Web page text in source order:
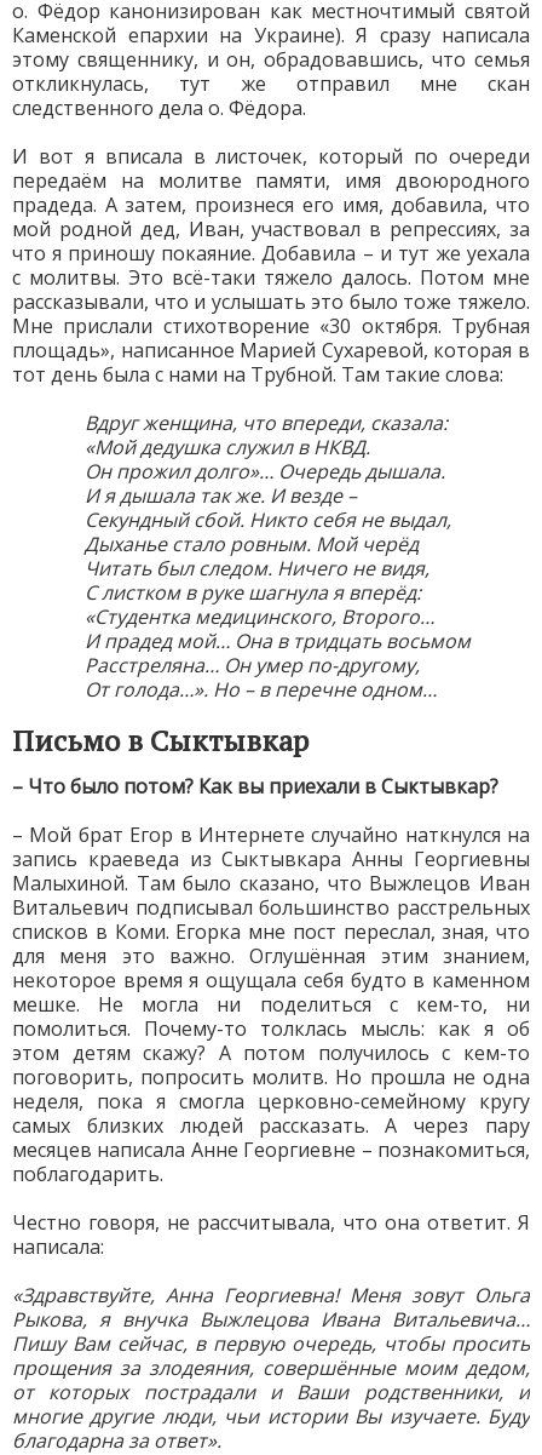
о. Фёдор канонизирован как местночтимый святой
Каменской епархии на Украине). Я сразу написала
этому священнику, и он, обрадовавшись, что семья
откликнулась, тут же отправил мне скан
следственного дела о. Фёдора.
И вот я вписала в листочек, который по очереди
передаём на молитве памяти, имя двоюродного
прадеда. А затем, произнеся его имя, добавила, что
мой родной дед, Иван, участвовал в репрессиях, за
что я приношу покаяние. Добавила – и тут же уехала
с молитвы. Это всё-таки тяжело далось. Потом мне
рассказывали, что и услышать это было тоже тяжело.
Мне прислали стихотворение «30 октября. Трубная
площадь», написанное Марией Сухаревой, которая в
тот день была с нами на Трубной. Там такие слова:
Вдруг женщина, что впереди, сказала:
«Мой дедушка служил в НКВД.
Он прожил долго»… Очередь дышала.
И я дышала так же. И везде –
Секундный сбой. Никто себя не выдал,
Дыханье стало ровным. Мой черёд
Читать был следом. Ничего не видя,
С листком в руке шагнула я вперёд:
«Студентка медицинского, Второго…
И прадед мой… Она в тридцать восьмом
Расстреляна… Он умер по-другому,
От голода…». Но – в перечне одном…
Письмо в Сыктывкар
– Что было потом? Как вы приехали в Сыктывкар?
– Мой брат Егор в Интернете случайно наткнулся на
запись краеведа из Сыктывкара Анны Георгиевны
Малыхиной. Там было сказано, что Выжлецов Иван
Витальевич подписывал большинство расстрельных
списков в Коми. Егорка мне пост переслал, зная, что
для меня это важно. Оглушённая этим знанием,
некоторое время я ощущала себя будто в каменном
мешке. Не могла ни поделиться с кем-то, ни
помолиться. Почему-то толклась мысль: как я об
этом детям скажу? А потом получилось с кем-то
поговорить, попросить молитв. Но прошла не одна
неделя, пока я смогла церковно-семейному кругу
самых близких людей рассказать. А через пару
месяцев написала Анне Георгиевне – познакомиться,
поблагодарить.
Честно говоря, не рассчитывала, что она ответит. Я
написала:
«Здравствуйте, Анна Георгиевна! Меня зовут Ольга
Рыкова, я внучка Выжлецова Ивана Витальевича…
Пишу Вам сейчас, в первую очередь, чтобы просить
прощения за злодеяния, совершённые моим дедом,
от которых пострадали и Ваши родственники, и
многие другие люди, чьи истории Вы изучаете. Буду
благодарна за ответ».